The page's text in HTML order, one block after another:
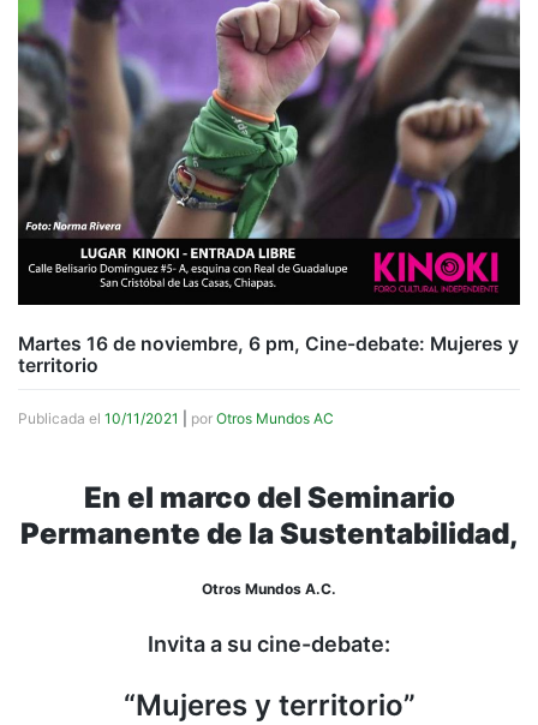
Martes 16 de noviembre, 6 pm, Cine-debate: Mujeres y
territorio
Publicada el 10/11/2021 por Otros Mundos AC
En el marco del Seminario
Permanente de la Sustentabilidad,
Otros Mundos A.C.
Invita a su cine-debate:
“Mujeres y territorio”